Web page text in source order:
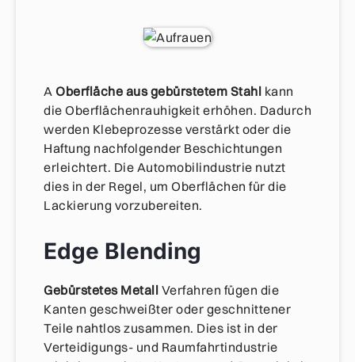
A Oberfläche aus gebürstetem Stahl kann
die Oberflächenrauhigkeit erhöhen. Dadurch
werden Klebeprozesse verstärkt oder die
Haftung nachfolgender Beschichtungen
erleichtert. Die Automobilindustrie nutzt
dies in der Regel, um Oberflächen für die
Lackierung vorzubereiten.
Edge Blending
Gebürstetes Metall Verfahren fügen die
Kanten geschweißter oder geschnittener
Teile nahtlos zusammen. Dies ist in der
Verteidigungs- und Raumfahrtindustrie